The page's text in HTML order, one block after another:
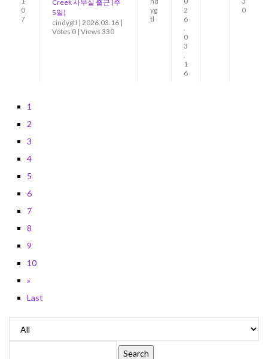
0
7
Creek 사무실 출근 (주
5일)
cindygtl | 2026.03.16 |
Votes 0 | Views 330
yg
tl
2
6
.
0
3
.
1
6
0
1
2
3
4
5
6
7
8
9
10
»
Last
Search